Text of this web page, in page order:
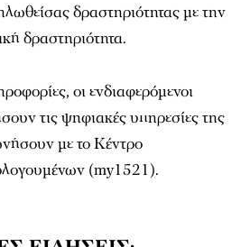
δραστηριότητας με την
δραστηριότητα.
οι ενδιαφερόμενοι
τις ψηφιακές υπηρεσίες της
με το Κέντρο
(my1521).